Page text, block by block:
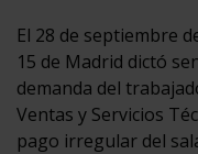
El 28 de septiembre
15 de Madrid dictó
demanda del
Ventas y Servicios
pago irregular del